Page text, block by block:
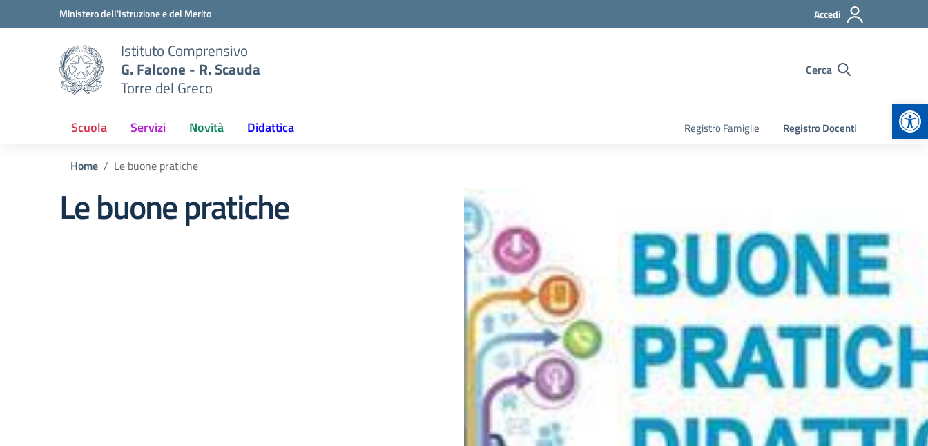
Vai ai contenuti
Vai al menu di navigazioneMinistero dell'Istruzione e del Merito Accedi
Istituto Comprensivo
G. Falcone - R. Scauda
Torre del Greco
Cerca
Scuola Servizi Novità Didattica Registro Famiglie Registro Docenti
Home Le buone pratiche
Le buone pratiche